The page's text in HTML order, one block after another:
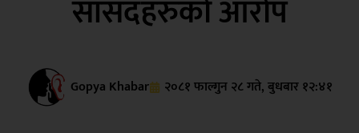
सांसदहरुको आरोप
Gopya Khabar २०८१ फाल्गुन २८ गते, बुधबार १२:४१